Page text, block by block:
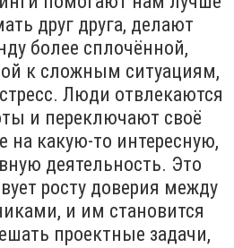
друг друга, делают
более сплочённой,
к сложным ситуациям,
Люди отвлекаются
и переключают своё
на какую-то интересную,
деятельность. Это
росту доверия между
и им становится
проектные задачи,